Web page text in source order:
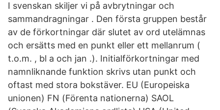
I svenskan skiljer vi på avbrytningar och
sammandragningar . Den första gruppen består
av de förkortningar där slutet av ord utelämnas
och ersätts med en punkt eller ett mellanrum (
t.o.m. , bl a och jan .). Initialförkortningar med
namnliknande funktion skrivs utan punkt och
oftast med stora bokstäver. EU (Europeiska
unionen) FN (Förenta nationerna) SAOL